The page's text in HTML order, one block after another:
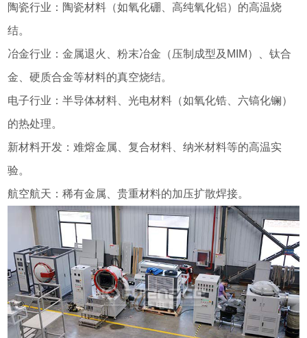
陶瓷行业：陶瓷材料（如氧化硼、高纯氧化铝）的高温烧
结。
冶金行业：金属退火、粉末冶金（压制成型及MIM）、钛合
金、硬质合金等材料的真空烧结。
电子行业：半导体材料、光电材料（如氧化锆、六镐化镧）
的热处理。
新材料开发：难熔金属、复合材料、纳米材料等的高温实
验。
航空航天：稀有金属、贵重材料的加压扩散焊接。